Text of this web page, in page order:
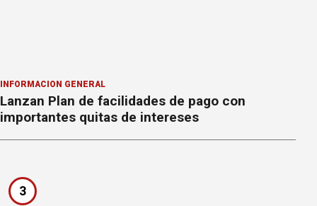
INFORMACION GENERAL
Lanzan Plan de facilidades de pago con
importantes quitas de intereses
3